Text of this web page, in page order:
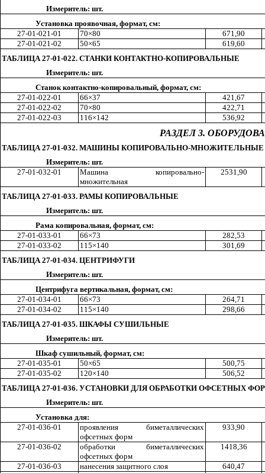
Измеритель: шт.
Установка проявочная, формат, см:
27-01-021-01
70×80 671,90
27-01-021-02
50×65 619,60
ТАБЛИЦА 27-01-022. СТАНКИ КОНТАКТНО-КОПИРОВАЛЬНЫЕ
Измеритель: шт.
Станок контактно-копировальный, формат, см:
27-01-022-01
66×37 421,67
27-01-022-02
70×80 422,71
27-01-022-03
116×142 536,92
РАЗДЕЛ 3.
ТАБЛИЦА 27-01-032. МАШИНЫ КОПИРОВАЛЬНО-МНОЖИТЕЛЬНЫЕ
Измеритель: шт.
27-01-032-01
Машина копировально-
множительная
2531,90
ТАБЛИЦА 27-01-033. РАМЫ КОПИРОВАЛЬНЫЕ
Измеритель: шт.
Рама копировальная, формат, см:
27-01-033-01
66×73 282,53
27-01-033-02
115×140 301,69
ТАБЛИЦА 27-01-034. ЦЕНТРИФУГИ
Измеритель: шт.
Центрифуга вертикальная, формат, см:
27-01-034-01
66×73 264,71
27-01-034-02
115×140 298,66
ТАБЛИЦА 27-01-035. ШКАФЫ СУШИЛЬНЫЕ
Измеритель: шт.
Шкаф сушильный, формат, см:
27-01-035-01
50×65 500,75
27-01-035-02
120×140 506,52
ТАБЛИЦА 27-01-036. УСТАНОВКИ ДЛЯ ОБРАБОТКИ ОФСЕТНЫХ
Измеритель: шт.
Установка для:
27-01-036-01
проявления биметаллических
офсетных форм
933,90
27-01-036-02
обработки биметаллических
офсетных форм
1418,36
27-01-036-03 нанесения защитного слоя 640,47